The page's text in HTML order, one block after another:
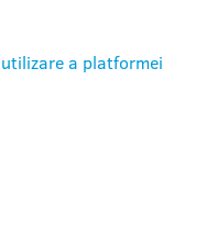
a platformei